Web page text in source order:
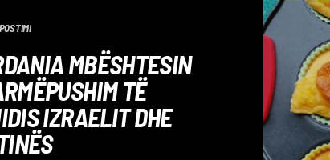
MBËSHTESIN
TË
IZRAELIT DHE